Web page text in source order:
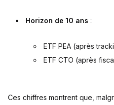
Horizon de 10 ans :
ETF PEA (après
ETF CTO (après
Ces chiffres montrent que,